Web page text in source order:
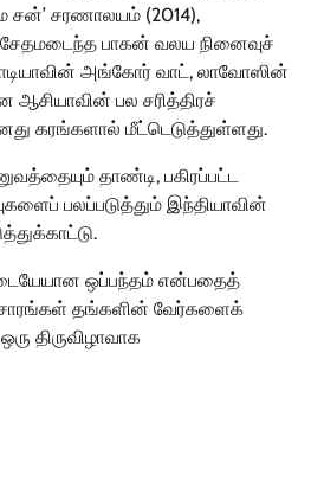
சன்’ சரணாலயம் (2014),
சேதமடைந்த பாகன் வலய நினைவுச்
அங்கோர் வாட், லாவோஸின்
ஆசியாவின் பல சரித்திரச்
கரங்களால் மீட்டெடுத்துள்ளது.
தாண்டி, பகிரப்பட்ட
பலப்படுத்தும் இந்தியாவின்
ஒப்பந்தம் என்பதைத்
தங்களின் வேர்களைக்
திருவிழாவாக